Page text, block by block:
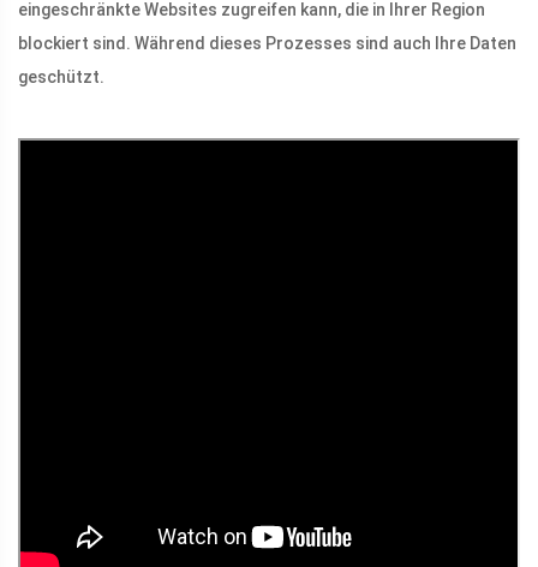
eingeschränkte Websites zugreifen kann, die in Ihrer Region
blockiert sind. Während dieses Prozesses sind auch Ihre Daten
geschützt.